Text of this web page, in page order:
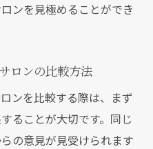
ンを見極めることができ
ロンの比較方法
ンを比較する際は、まず
ることが大切です。同じ
の意見が見受けられます